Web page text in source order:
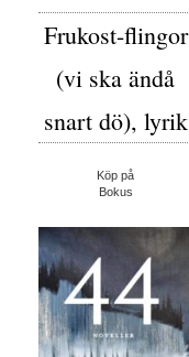
Frukost-flingor
(vi ska ändå
snart dö), lyrik
Köp på
Bokus